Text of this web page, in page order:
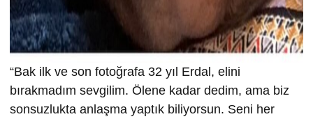
“Bak ilk ve son fotoğrafa 32 yıl Erdal, elini
bırakmadım sevgilim. Ölene kadar dedim, ama biz
sonsuzlukta anlaşma yaptık biliyorsun. Seni her